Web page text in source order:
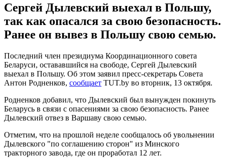
Сергей Дылевский выехал в Польшу,
так как опасался за свою безопасность.
Ранее он вывез в Польшу свою семью.
Последний член президиума Координационного совета
Беларуси, остававшийся на свободе, Сергей Дылевский
выехал в Польшу. Об этом заявил пресс-секретарь Совета
Антон Родненков, сообщает TUT.by во вторник, 13 октября.
Родненков добавил, что Дылевский был вынужден покинуть
Беларусь в связи с опасениями за свою безопасность. Ранее
Дылевский отвез в Варшаву свою семью.
Отметим, что на прошлой неделе сообщалось об увольнении
Дылевского "по соглашению сторон" из Минского
тракторного завода, где он проработал 12 лет.